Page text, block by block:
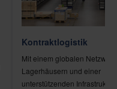
Kontraktlogistik
Mit einem globalen
Lagerhäusern und einer
unterstützenden Infrastruktur